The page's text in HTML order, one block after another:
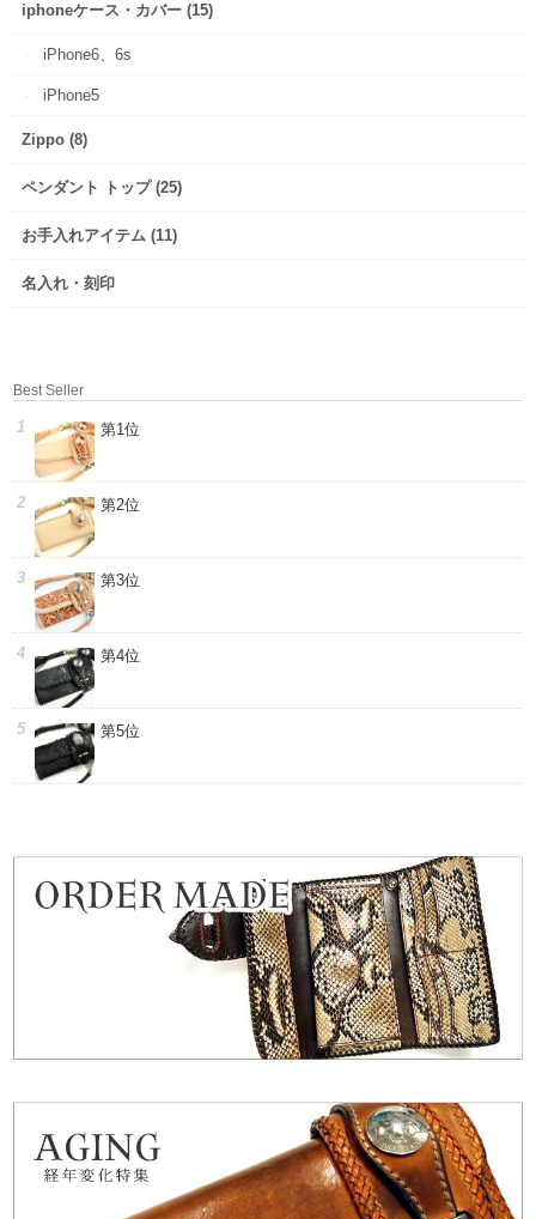
iphoneケース・カバー (15)
iPhone6、6s
iPhone5
Zippo (8)
ペンダント トップ (25)
お手入れアイテム (11)
名入れ・刻印
Best Seller
第1位
第2位
第3位
第4位
第5位